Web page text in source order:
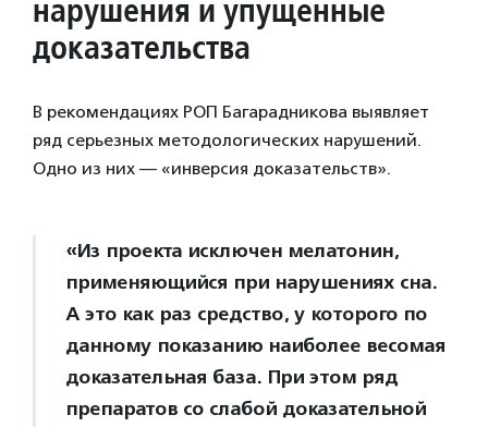
нарушения и упущенные
доказательства
В рекомендациях РОП Багарадникова выявляет
ряд серьезных методологических нарушений.
Одно из них — «инверсия доказательств».
«Из проекта исключен мелатонин,
применяющийся при нарушениях сна.
А это как раз средство, у которого по
данному показанию наиболее весомая
доказательная база. При этом ряд
препаратов со слабой доказательной